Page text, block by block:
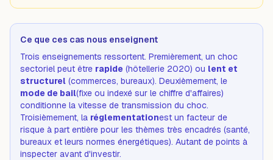
Ce que ces cas nous enseignent
Trois enseignements ressortent. Premièrement, un choc
sectoriel peut être rapide (hôtellerie 2020) ou lent et
structurel (commerces, bureaux). Deuxièmement, le
mode de bail(fixe ou indexé sur le chiffre d'affaires)
conditionne la vitesse de transmission du choc.
Troisièmement, la réglementationest un facteur de
risque à part entière pour les thèmes très encadrés (santé,
bureaux et leurs normes énergétiques). Autant de points à
inspecter avant d'investir.